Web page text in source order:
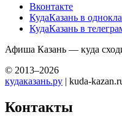
Вконтакте
КудаКазань в
КудаКазань в
Афиша Казань — куда
© 2013–2026
кудаказань.ру | kuda-
Контакты